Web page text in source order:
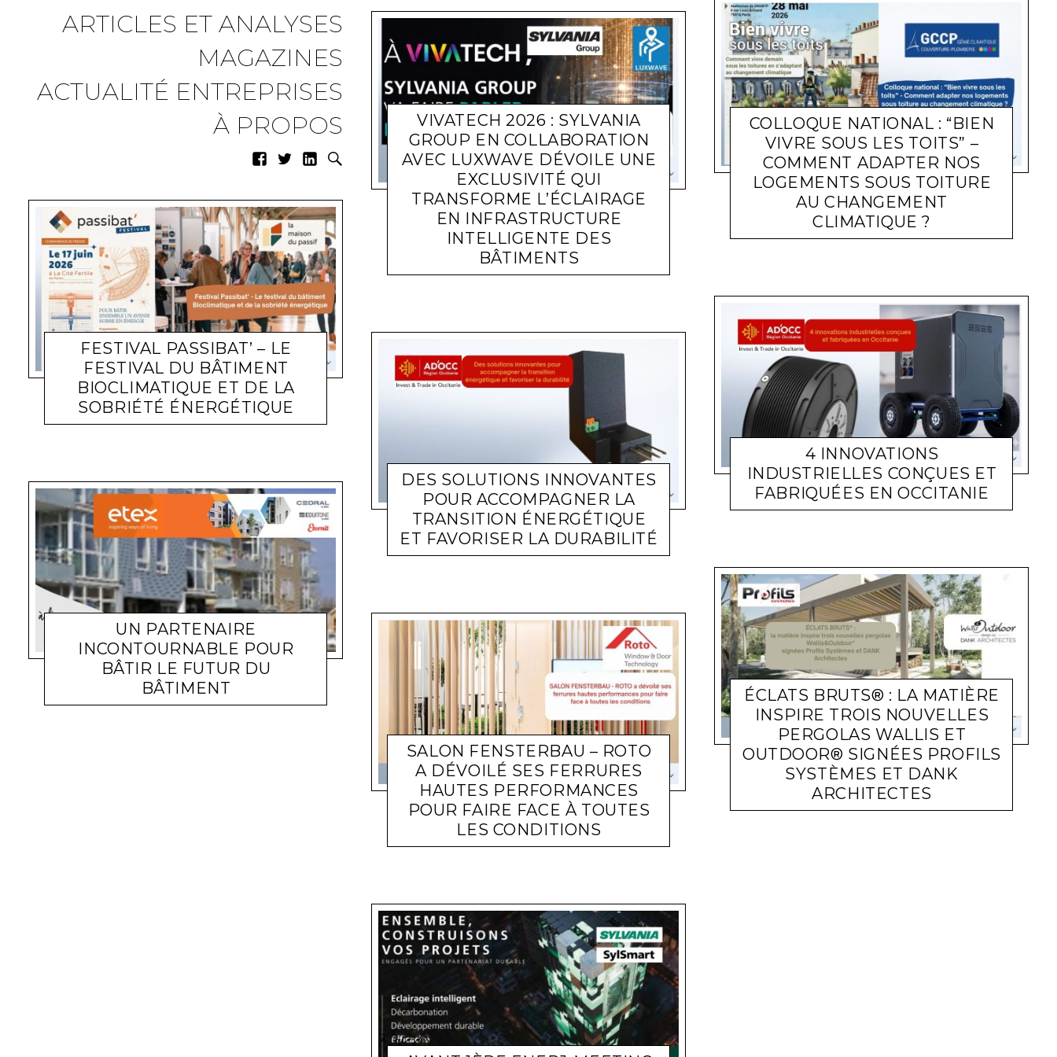
ARTICLES ET ANALYSES
MAGAZINES
ACTUALITÉ ENTREPRISES
À PROPOS
FESTIVAL PASSIBAT’ – LE
FESTIVAL DU BÂTIMENT
BIOCLIMATIQUE ET DE LA
SOBRIÉTÉ ÉNERGÉTIQUE
ACTUALITÉS SALONS LARA GASQUET 26 MAI 2026
UN PARTENAIRE
INCONTOURNABLE POUR
BÂTIR LE FUTUR DU
BÂTIMENT
ACTUALITÉ ENTREPRISES LARA GASQUET
VIVATECH 2026 : SYLVANIA
GROUP EN COLLABORATION
AVEC LUXWAVE DÉVOILE UNE
EXCLUSIVITÉ QUI
TRANSFORME L’ÉCLAIRAGE
EN INFRASTRUCTURE
INTELLIGENTE DES
BÂTIMENTS
ACTUALITÉ ENTREPRISES LARA GASQUET
DES SOLUTIONS INNOVANTES
POUR ACCOMPAGNER LA
TRANSITION ÉNERGÉTIQUE
ET FAVORISER LA DURABILITÉ
ACTUALITÉ ENTREPRISES LARA GASQUET 1 JUIN 2026
SALON FENSTERBAU – ROTO
A DÉVOILÉ SES FERRURES
HAUTES PERFORMANCES
POUR FAIRE FACE À TOUTES
LES CONDITIONS
ACTUALITÉ ENTREPRISES LARA GASQUET 15 AVRIL 2026
COLLOQUE NATIONAL : “BIEN
VIVRE SOUS LES TOITS” –
COMMENT ADAPTER NOS
LOGEMENTS SOUS TOITURE
AU CHANGEMENT
CLIMATIQUE ?
ACTUALITÉ ENTREPRISES LARA GASQUET
4 INNOVATIONS
INDUSTRIELLES CONÇUES ET
FABRIQUÉES EN OCCITANIE
ACTUALITÉ ENTREPRISES LARA GASQUET 1 JUIN 2026
ÉCLATS BRUTS® : LA MATIÈRE
INSPIRE TROIS NOUVELLES
PERGOLAS WALLIS ET
OUTDOOR® SIGNÉES PROFILS
SYSTÈMES ET DANK
ARCHITECTES
BATIMAISON LARA GASQUET 17 MARS 2026